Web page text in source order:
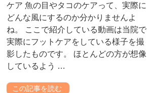
ケア 魚の目やタコのケアって、実際に
どんな風にするのか分かりませんよ
ね。 ここで紹介している動画は当院で
実際にフットケアをしている様子を撮
影したものです。 ほとんどの方が想像
しているよう …
この記事を読む